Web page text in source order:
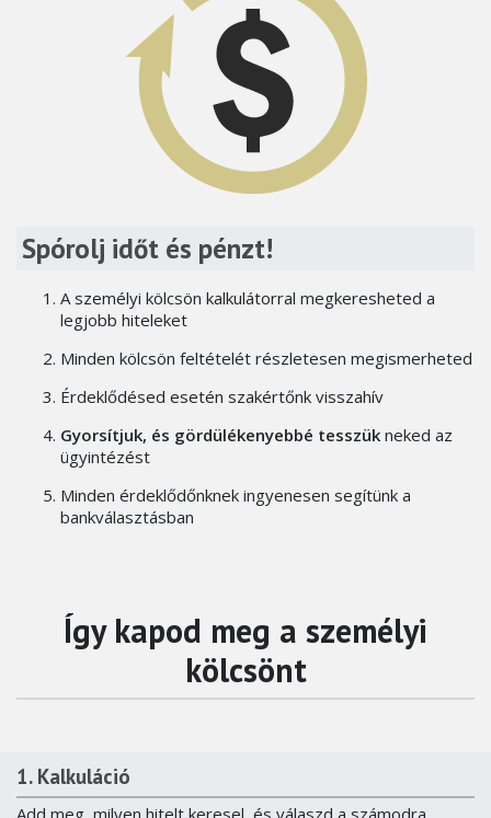
Spórolj időt és pénzt!
A személyi kölcsön kalkulátorral megkeresheted a
legjobb hiteleket
Minden kölcsön feltételét részletesen megismerheted
Érdeklődésed esetén szakértőnk visszahív
Gyorsítjuk, és gördülékenyebbé tesszük neked az
ügyintézést
Minden érdeklődőnknek ingyenesen segítünk a
bankválasztásban
Így kapod meg a személyi
kölcsönt
1. Kalkuláció